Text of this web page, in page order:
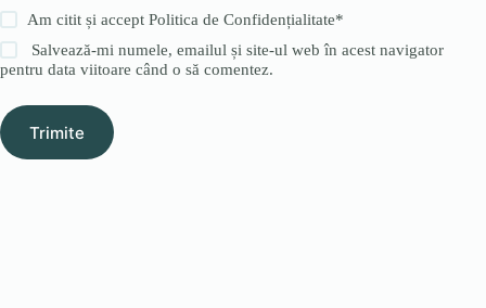
Am citit și acceptPolitica de Confidențialitate*
Salvează-mi numele, emailul și site-ul web în acest navigator
pentru data viitoare când o să comentez.
Trimite